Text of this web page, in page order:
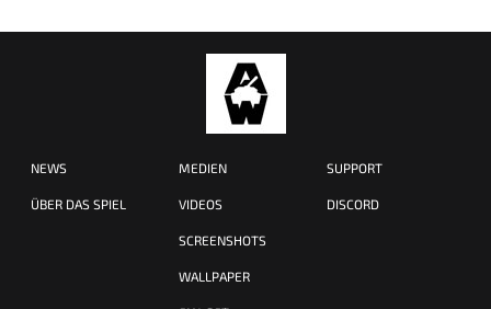
NEWS
ÜBER DAS SPIEL
MEDIEN
VIDEOS
SCREENSHOTS
WALLPAPER
SUPPORT
DISCORD